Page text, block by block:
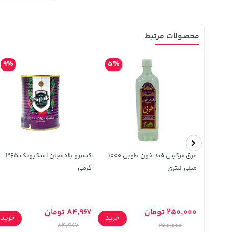
محصولات مرتبط
عرق ترکیبی قند خون طوبی 1000
میلی لیتری
5%
250,000 تومان
250,000
خرید
کنسرو بادمجان اسکیوتک 365
گرمی
9%
84,967 تومان
84,967
خرید